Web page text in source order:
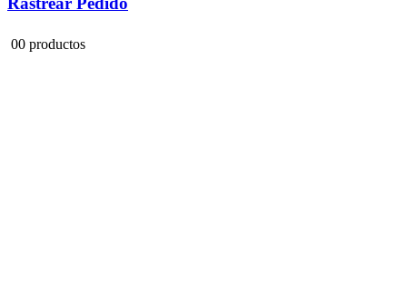
00 productos